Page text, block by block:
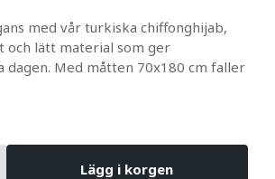
med vår turkiska chiffonghijab,
och lätt material som ger
dagen. Med måtten 70x180 cm faller
Lägg i korgen